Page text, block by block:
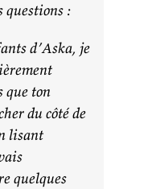
questions :
d’Aska, je
que ton
du côté de
lisant
quelques